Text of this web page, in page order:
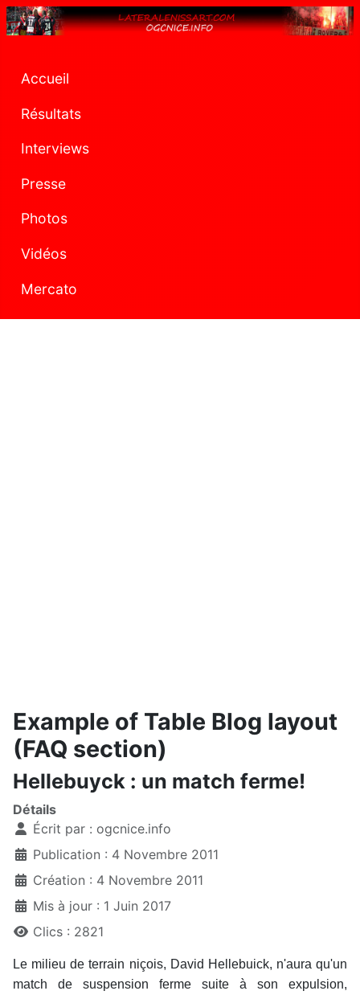
Accueil
Résultats
Interviews
Presse
Photos
Vidéos
Mercato
Example of Table Blog layout
(FAQ section)
Hellebuyck : un match ferme!
Détails
Écrit par : ogcnice.info
Publication : 4 Novembre 2011
Création : 4 Novembre 2011
Mis à jour : 1 Juin 2017
Clics : 2821
Le milieu de terrain niçois, David Hellebuick, n'aura qu'un
match de suspension ferme suite à son expulsion,